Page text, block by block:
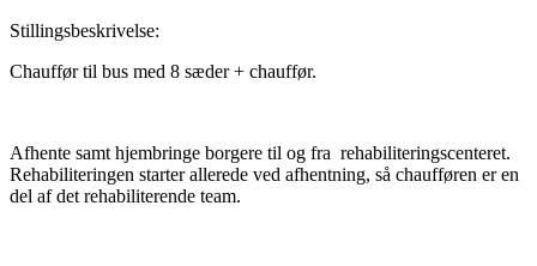
Stillingsbeskrivelse:
Chauffør til bus med 8 sæder + chauffør.
Afhente samt hjembringe borgere til og fra rehabiliteringscenteret.
Rehabiliteringen starter allerede ved afhentning, så chaufføren er en
del af det rehabiliterende team.